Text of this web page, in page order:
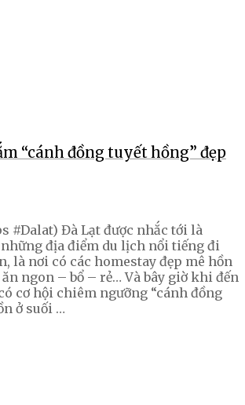
“cánh đồng tuyết hồng” đẹp
#Dalat) Đà Lạt được nhắc tới là
địa điểm du lịch nổi tiếng đi
là nơi có các homestay đẹp mê hồn
ngon – bổ – rẻ… Và bây giờ khi đến
cơ hội chiêm ngưỡng “cánh đồng
ở suối …